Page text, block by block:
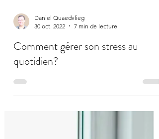
30 oct. 2022
7 min de lecture
Comment gérer son stress au
quotidien?